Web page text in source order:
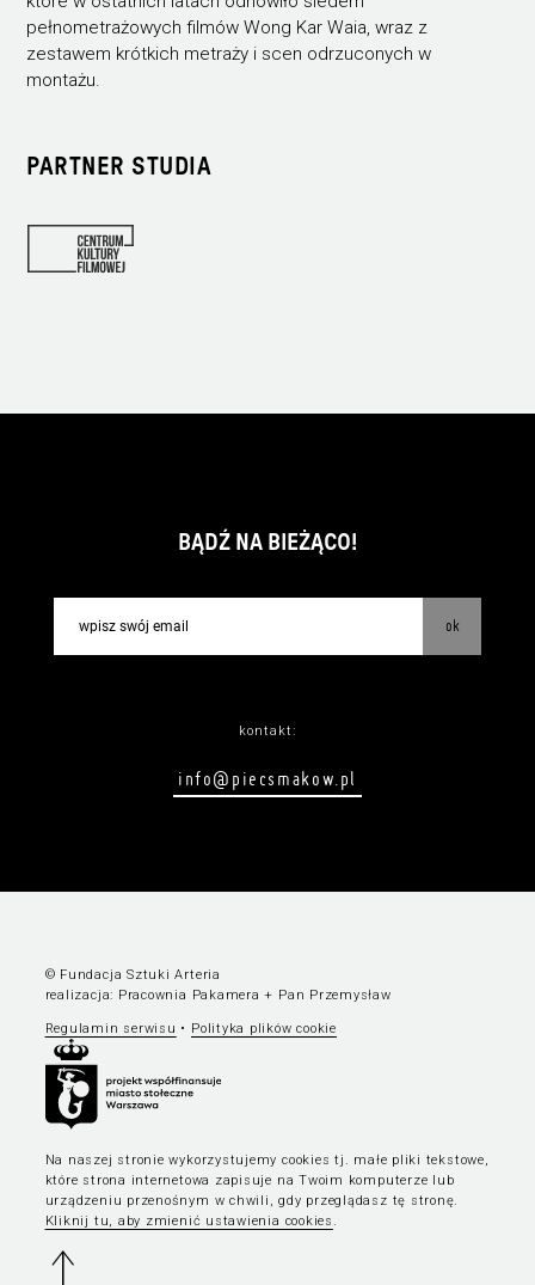
PARTNER STUDIA
pełnometrażowych filmów Wong Kar Waia, wraz z
zestawem krótkich metraży i scen odrzuconych w
montażu.
BĄDŹ NA BIEŻĄCO!
ok
kontakt:
info@piecsmakow.pl
© Fundacja Sztuki Arteria
realizacja: Pracownia Pakamera + Pan Przemysław
Regulamin serwisu • Polityka plików cookie
Na naszej stronie wykorzystujemy cookies tj. małe pliki tekstowe,
które strona internetowa zapisuje na Twoim komputerze lub
urządzeniu przenośnym w chwili, gdy przeglądasz tę stronę.
Kliknij tu, aby zmienić ustawienia cookies.